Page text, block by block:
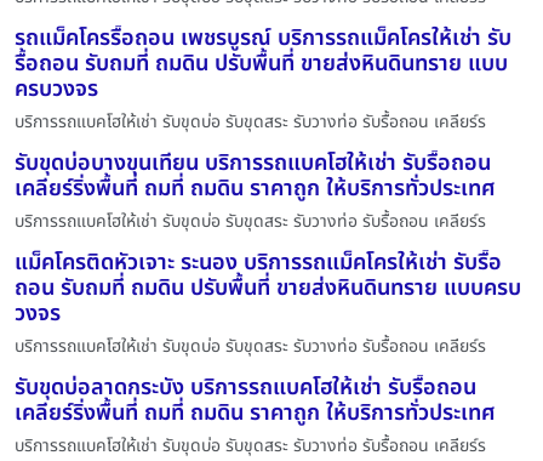
รถแม็คโครรื้อถอน เพชรบูรณ์ บริการรถแม็คโครให้เช่า รับ
รื้อถอน รับถมที่ ถมดิน ปรับพื้นที่ ขายส่งหินดินทราย แบบ
ครบวงจร
บริการรถแบคโฮให้เช่า รับขุดบ่อ รับขุดสระ รับวางท่อ รับรื้อถอน เคลียร์ร
รับขุดบ่อบางขุนเทียน บริการรถแบคโฮให้เช่า รับรื้อถอน
เคลียร์ริ่งพื้นที่ ถมที่ ถมดิน ราคาถูก ให้บริการทั่วประเทศ
บริการรถแบคโฮให้เช่า รับขุดบ่อ รับขุดสระ รับวางท่อ รับรื้อถอน เคลียร์ร
แม็คโครติดหัวเจาะ ระนอง บริการรถแม็คโครให้เช่า รับรื้อ
ถอน รับถมที่ ถมดิน ปรับพื้นที่ ขายส่งหินดินทราย แบบครบ
วงจร
บริการรถแบคโฮให้เช่า รับขุดบ่อ รับขุดสระ รับวางท่อ รับรื้อถอน เคลียร์ร
รับขุดบ่อลาดกระบัง บริการรถแบคโฮให้เช่า รับรื้อถอน
เคลียร์ริ่งพื้นที่ ถมที่ ถมดิน ราคาถูก ให้บริการทั่วประเทศ
บริการรถแบคโฮให้เช่า รับขุดบ่อ รับขุดสระ รับวางท่อ รับรื้อถอน เคลียร์ร